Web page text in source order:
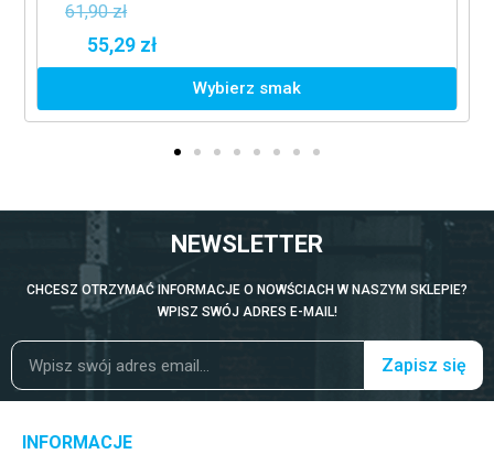
61,90 zł
55,29 zł
Wybierz smak
NEWSLETTER
CHCESZ OTRZYMAĆ INFORMACJE O NOWŚCIACH W NASZYM SKLEPIE?
WPISZ SWÓJ ADRES E-MAIL!
Zapisz się
INFORMACJE